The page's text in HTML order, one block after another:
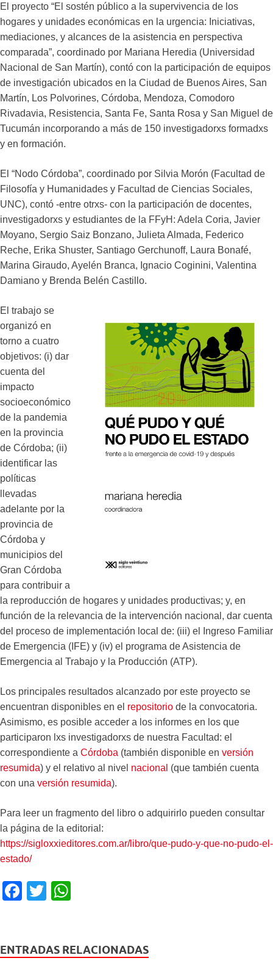
El proyecto “El sostén público a la supervivencia de los
hogares y unidades económicas en la urgencia: Iniciativas,
mediaciones, y alcances de la asistencia en perspectiva
comparada”, coordinado por Mariana Heredia (Universidad
Nacional de San Martín), contó con la participación de equipos
de investigación ubicados en la Ciudad de Buenos Aires, San
Martín, Los Polvorines, Córdoba, Mendoza, Comodoro
Rivadavia, Resistencia, Santa Fe, Santa Rosa y San Miguel de
Tucumán incorporando a más de 150 investigadorxs formadxs
y en formación.
El “Nodo Córdoba”, coordinado por Silvia Morón (Facultad de
Filosofía y Humanidades y Facultad de Ciencias Sociales,
UNC), contó -entre otrxs- con la participación de docentes,
investigadorxs y estudiantes de la FFyH: Adela Coria, Javier
Moyano, Sergio Saiz Bonzano, Julieta Almada, Federico
Reche, Erika Shuster, Santiago Gerchunoff, Laura Bonafé,
Marina Giraudo, Ayelén Branca, Ignacio Coginini, Valentina
Damiano y Brenda Belén Castillo.
El trabajo se
organizó en
torno a cuatro
objetivos: (i) dar
cuenta del
impacto
socioeconómico
de la pandemia
en la provincia
de Córdoba; (ii)
identificar las
políticas
llevadas
adelante por la
provincia de
Córdoba y
municipios del
Gran Córdoba
para contribuir a
la reproducción de hogares y unidades productivas; y, en
función de la relevancia de la intervención nacional, dar cuenta
del proceso de implementación local de: (iii) el Ingreso Familiar
de Emergencia (IFE) y (iv) el programa de Asistencia de
Emergencia al Trabajo y la Producción (ATP).
Los principales resultados alcanzado por este proyecto se
encuentran disponibles en el repositorio de la convocatoria.
Asimismo, es posible acceder a los informes en los que
participaron lxs investigadorxs de nuestra Facultad: el
correspondiente a Córdoba (también disponible en versión
resumida) y el relativo al nivel nacional (que también cuenta
con una versión resumida).
Para leer un fragmento del libro o adquirirlo pueden consultar
la página de la editorial:
https://sigloxxieditores.com.ar/libro/que-pudo-y-que-no-pudo-el-
estado/
F
e
T
er s
ENTRADAS RELACIONADAS